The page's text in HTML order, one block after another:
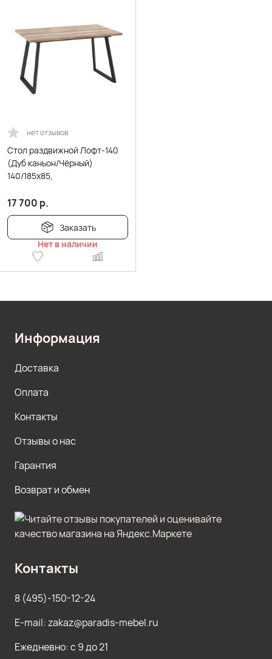
нет отзывов
Стол раздвижной Лофт-140
(Дуб каньон/Чёрный)
140/185х85,
17 700 р.
Заказать
Нет в наличии
Информация
Доставка
Оплата
Контакты
Отзывы о нас
Гарантия
Возврат и обмен
Контакты
8 (495)-150-12-24
E-mail: zakaz@paradis-mebel.ru
Ежедневно: с 9 до 21